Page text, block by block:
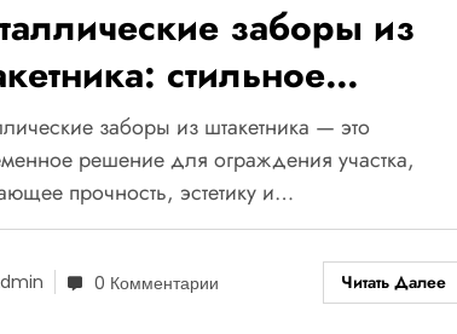
заборы из
стильное
для вашего дома
заборы из штакетника — это
решение для ограждения участка,
прочность, эстетику и…
0 Комментарии Читать Далее